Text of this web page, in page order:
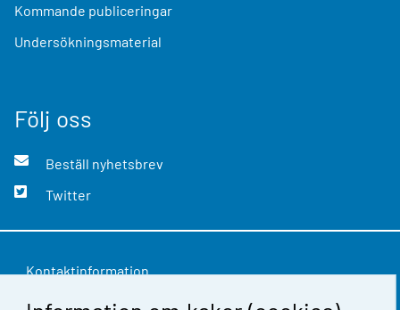
Kommande publiceringar
Undersökningsmaterial
Följ oss
Beställ nyhetsbrev
Twitter
Kontaktinformation
Respons